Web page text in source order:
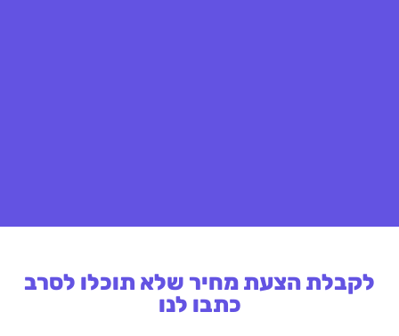
לקבלת הצעת מחיר שלא תוכלו לסרב
כתבו לנו